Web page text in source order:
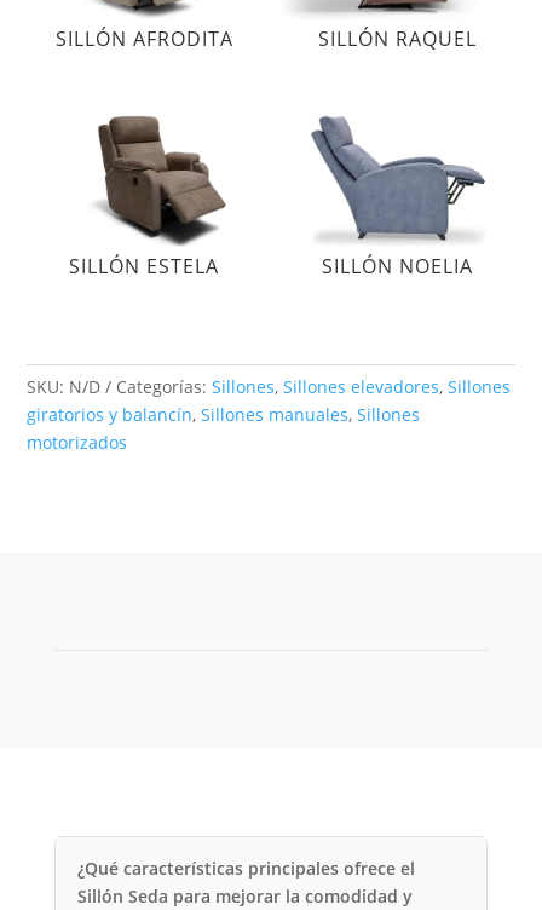
SILLÓN AFRODITA SILLÓN RAQUEL
SILLÓN ESTELA SILLÓN NOELIA
SKU: N/D Categorías:Sillones,Sillones elevadores,Sillones
giratorios y balancín,Sillones manuales,Sillones
motorizados
¿Qué características principales ofrece el
Sillón Seda para mejorar la comodidad y